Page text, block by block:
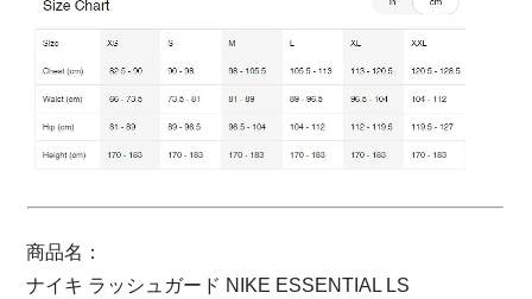
商品名：
ナイキ ラッシュガード NIKE ESSENTIAL LS